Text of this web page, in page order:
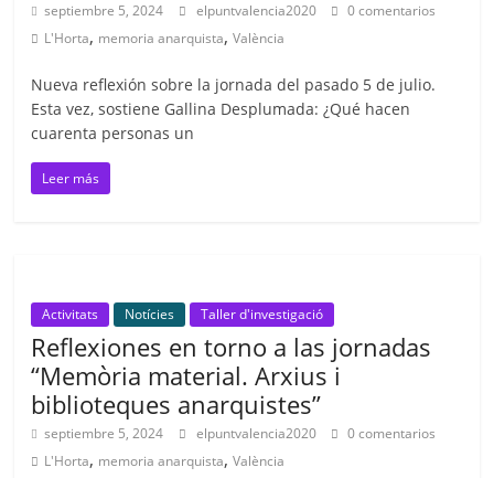
septiembre 5, 2024 elpuntvalencia2020
0 comentarios
L'Horta, memoria anarquista,València
Nueva reflexión sobre la jornada del pasado 5 de julio.
Esta vez, sostiene Gallina Desplumada: ¿Qué hacen
cuarenta personas un
Leer más
Activitats Notícies Taller d'investigació
Reflexiones en torno a las jornadas
“Memòria material. Arxius i
biblioteques anarquistes”
septiembre 5, 2024 elpuntvalencia2020
0 comentarios
L'Horta, memoria anarquista,València